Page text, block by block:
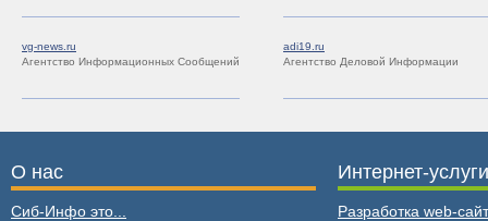
vg-news.ru
Агентство Информационных Сообщений
adi19.ru
Агентство Деловой Информации
О нас
Сиб-Инфо это...
Интернет-услуги
Разработка web-